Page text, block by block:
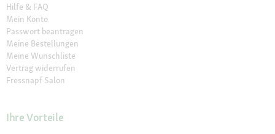
Hilfe & FAQ
Mein Konto
Passwort beantragen
Meine Bestellungen
Meine Wunschliste
Vertrag widerrufen
Fressnapf Salon
Ihre Vorteile